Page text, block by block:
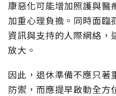
康惡化可能增加照護與醫
加重心理負擔。同時面臨
資訊與支持的人際網絡，
放大。
因此，退休準備不應只著
防禦，而應提早啟動全方